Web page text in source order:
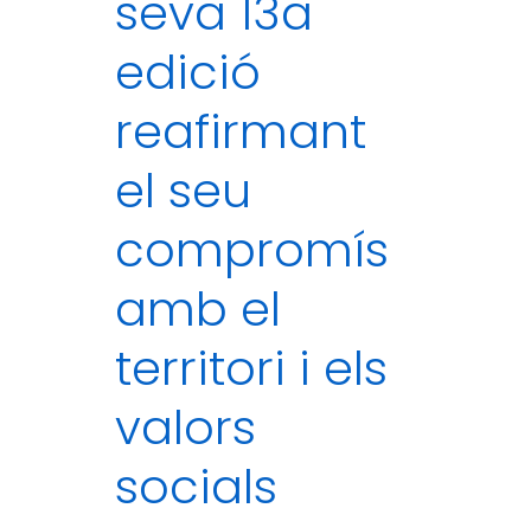
edició
reafirmant
el seu
compromís
amb el
territori i els
valors
socials